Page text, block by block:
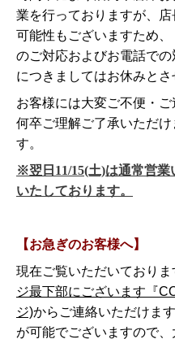
業を行っておりますが、
可能性もございますため
のご対応およびお電話で
につきましてはお休みとさ
お客様には大変ご不便・ご
何卒ご理解ご了承いただ
す。
※翌日11/15(土)は通常営
いたしております。
【お急ぎのお客様へ】
現在ご覧いただいておりま
ジ最下部にございます『
ジ)からご連絡いただけま
が可能でございますので